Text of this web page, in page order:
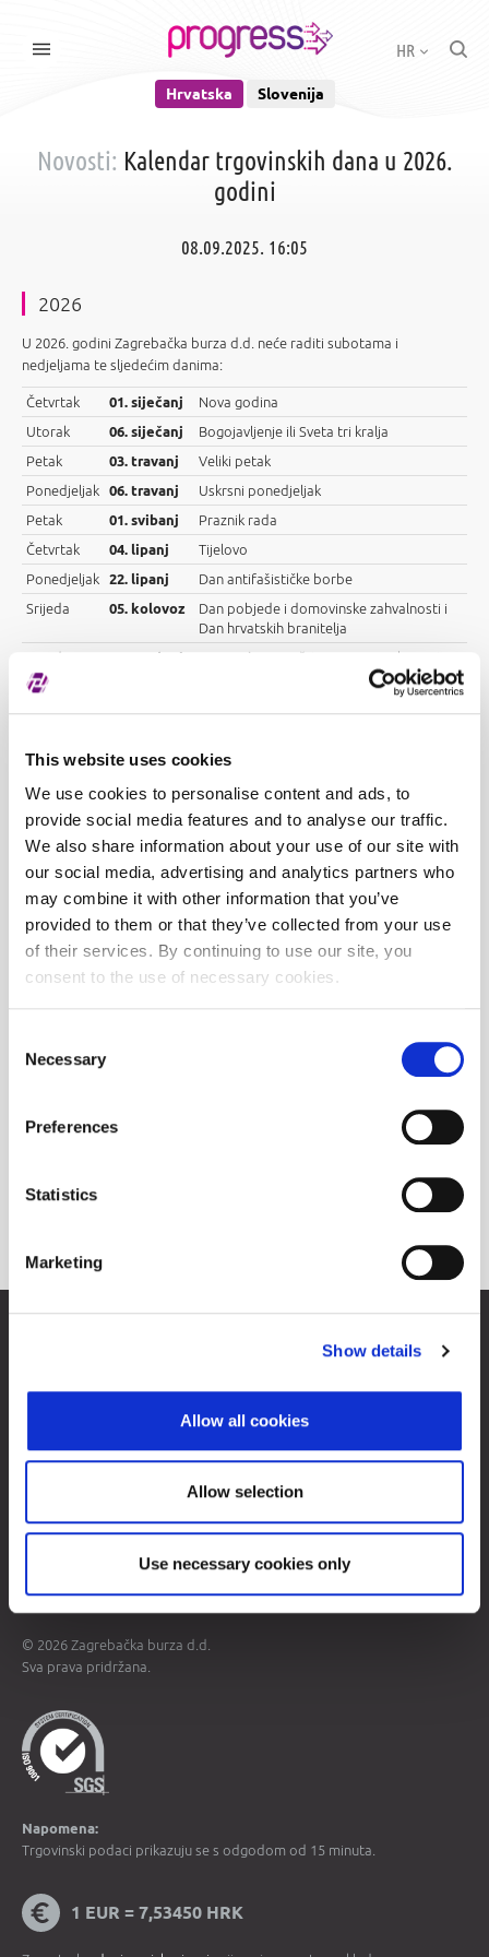
This website uses cookies
We use cookies to personalise content and ads, to
provide social media features and to analyse our traffic.
We also share information about your use of our site with
our social media, advertising and analytics partners who
may combine it with other information that you’ve
provided to them or that they’ve collected from your use
of their services. By continuing to use our site, you
consent to the use of necessary cookies.
Selection
Necessary
Preferences
Statistics
Marketing
Show details
Allow all cookies
Allow selection
Use necessary cookies only
Hrvatska Slovenija
HR
Novosti: Kalendar trgovinskih dana u 2026.
godini
08.09.2025. 16:05
2026
U 2026. godini Zagrebačka burza d.d. neće raditi subotama i
nedjeljama te sljedećim danima:
Četvrtak 01. siječanj
Nova godina
Utorak
06. siječanj
Bogojavljenje ili Sveta tri kralja
Petak
03. travanj
Veliki petak
Ponedjeljak
06. travanj
Uskrsni ponedjeljak
Petak
01. svibanj
Praznik rada
Četvrtak
04. lipanj
Tijelovo
Ponedjeljak
22. lipanj
Dan antifašističke borbe
Srijeda
05. kolovoz
Dan pobjede i domovinske zahvalnosti i
Dan hrvatskih branitelja
Srijeda
18. studeni
Dan sjećanja na žrtve Domovinskog rata i
Dan sjećanja na žrtvu Vukovara i Škabrnje
Petak
25. prosinac
Božić
Četvrtak
31. prosinac Stara godina
Kontakti
Mapa weba
Uvjeti korištenja
© 2026 Zagrebačka burza d.d.
Sva prava pridržana.
Napomena:
Trgovinski podaci prikazuju se s odgodom od 15 minuta.
1 EUR = 7,53450 HRK